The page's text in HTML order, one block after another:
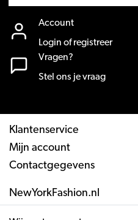
Account
Login of registreer
Vragen?
Stel ons je vraag
Klantenservice
Mijn account
Contactgegevens
NewYorkFashion.nl